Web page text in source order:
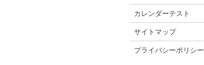
カレンダーテスト
サイトマップ
プライバシーポリシー